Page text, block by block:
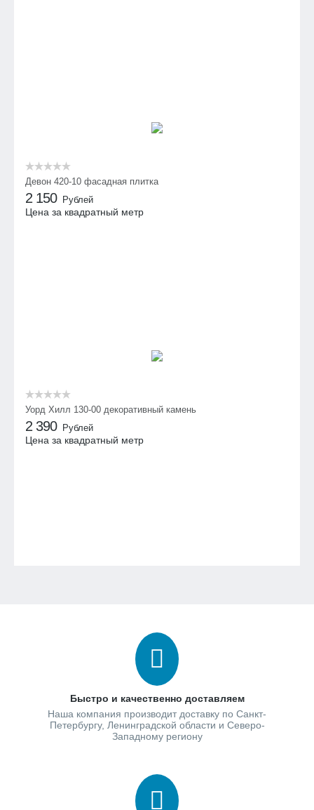
Девон 420-10 фасадная плитка
2 150 Рублей
Цена за квадратный метр
Уорд Хилл 130-00 декоративный камень
2 390 Рублей
Цена за квадратный метр
Быстро и качественно доставляем
Наша компания производит доставку по Санкт-
Петербургу, Ленинградской области и Северо-
Западному региону